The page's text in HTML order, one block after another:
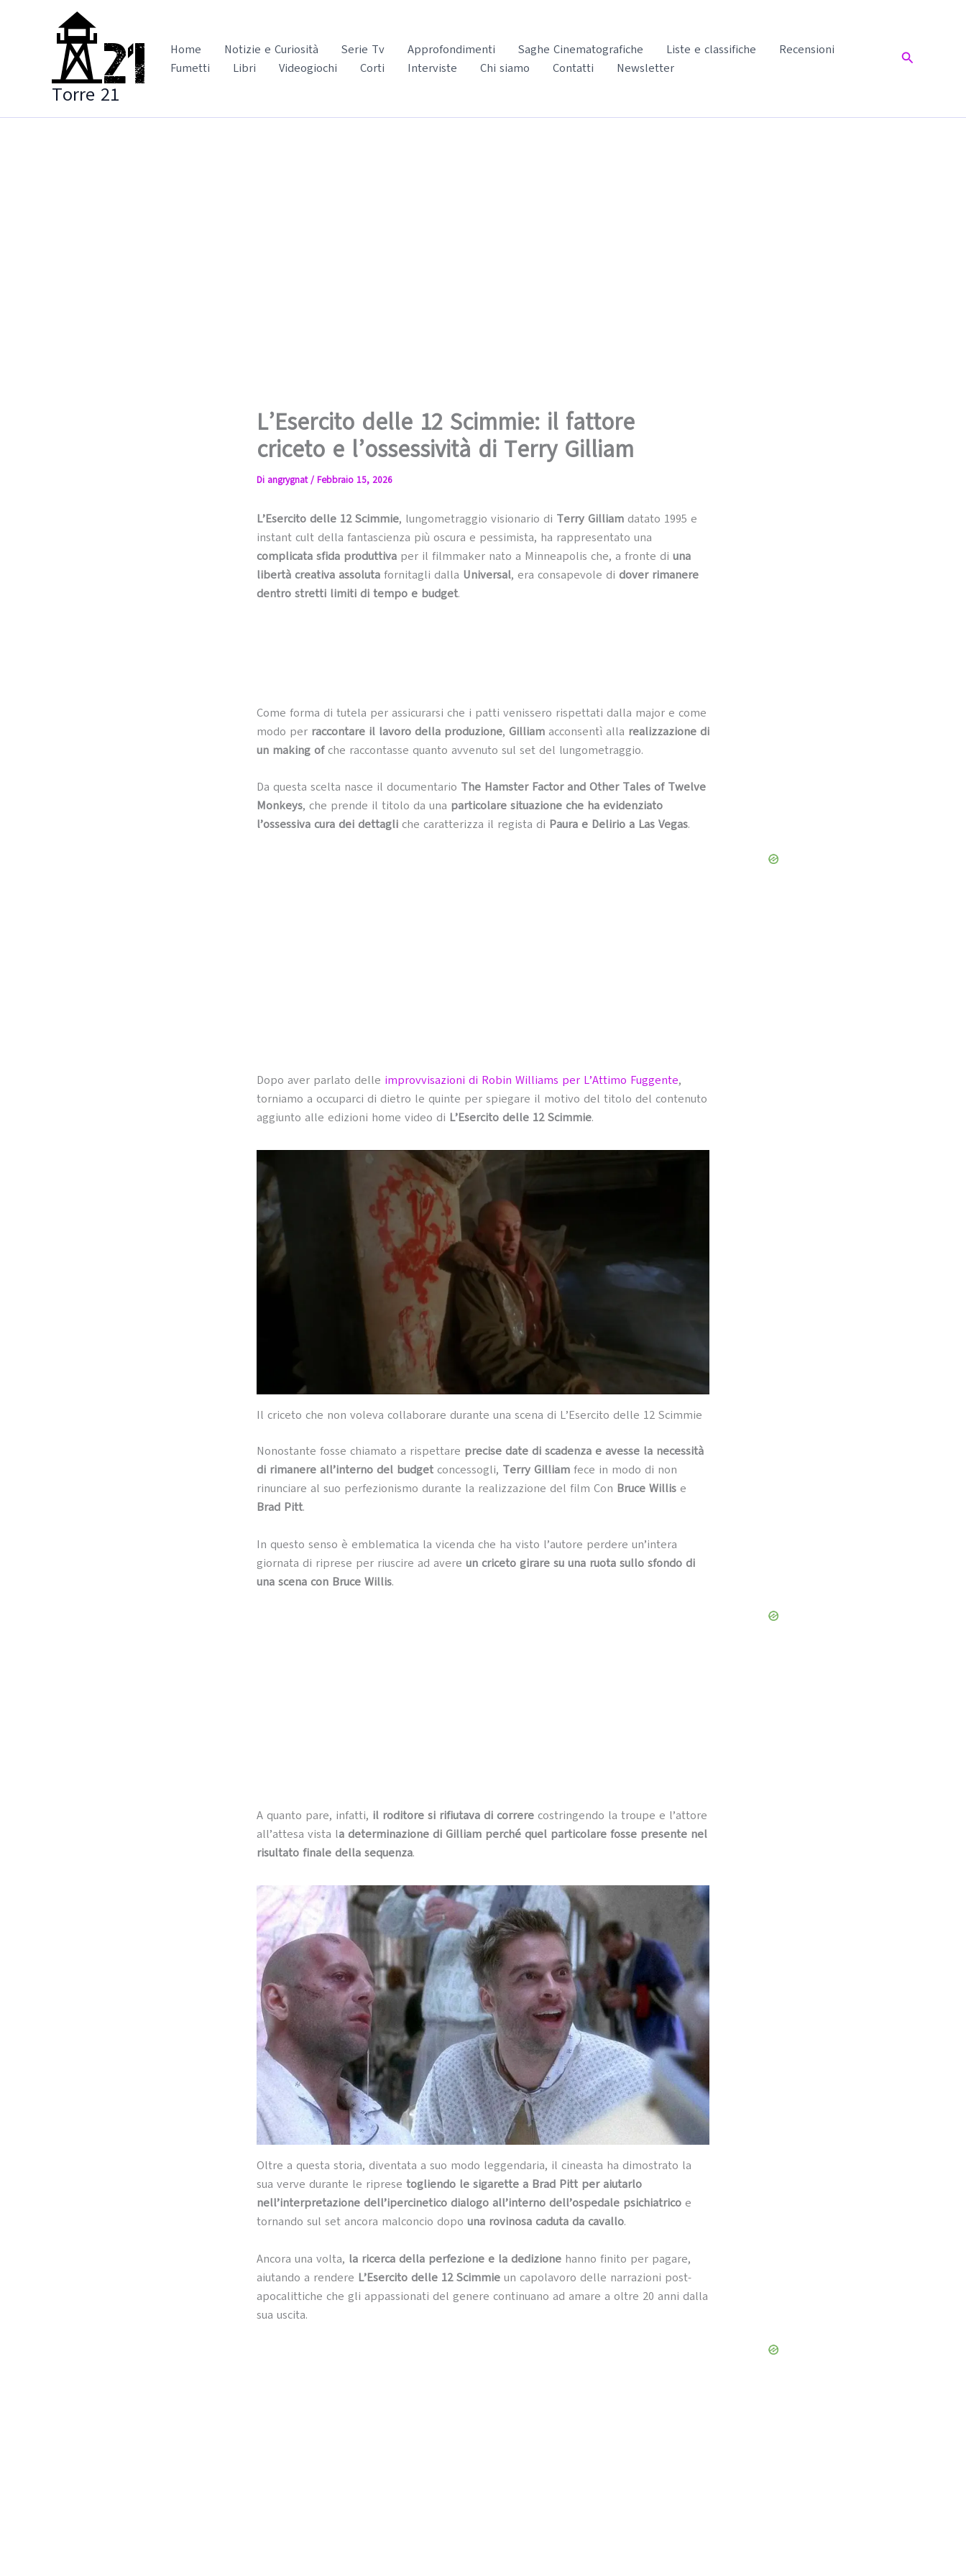
Torre 21
Home Notizie e Curiosità Serie Tv Approfondimenti Saghe Cinematografiche Liste e classifiche
Recensioni
Fumetti
Libri Videogiochi Corti Interviste Chi siamo Contatti Newsletter
Cerca
L’Esercito delle 12 Scimmie: il fattore
criceto e l’ossessività di Terry Gilliam
Di angrygnat/ Febbraio 15, 2026
L’Esercito delle 12 Scimmie, lungometraggio visionario di Terry Gilliam datato 1995 e
instant cult della fantascienza più oscura e pessimista, ha rappresentato una
complicata sfida produttiva per il filmmaker nato a Minneapolis che, a fronte di una
libertà creativa assoluta fornitagli dalla Universal, era consapevole di dover rimanere
dentro stretti limiti di tempo e budget.
Come forma di tutela per assicurarsi che i patti venissero rispettati dalla major e come
modo per raccontare il lavoro della produzione, Gilliam acconsentì alla realizzazione di
un making ofche raccontasse quanto avvenuto sul set del lungometraggio.
Da questa scelta nasce il documentario The Hamster Factor and Other Tales of Twelve
Monkeys, che prende il titolo da una particolare situazione che ha evidenziato
l’ossessiva cura dei dettagli che caratterizza il regista di Paura e Delirio a Las Vegas.
Dopo aver parlato delle improvvisazioni di Robin Williams per L’Attimo Fuggente,
torniamo a occuparci di dietro le quinte per spiegare il motivo del titolo del contenuto
aggiunto alle edizioni home video di L’Esercito delle 12 Scimmie.
Il criceto che non voleva collaborare durante una scena di L’Esercito delle 12 Scimmie
Nonostante fosse chiamato a rispettare precise date di scadenza e avesse la necessità
di rimanere all’interno del budget concessogli, Terry Gilliam fece in modo di non
rinunciare al suo perfezionismo durante la realizzazione del film Con Bruce Willis e
Brad Pitt.
In questo senso è emblematica la vicenda che ha visto l’autore perdere un’intera
giornata di riprese per riuscire ad avere un criceto girare su una ruota sullo sfondo di
una scena con Bruce Willis.
A quanto pare, infatti, il roditore si rifiutava di correre costringendo la troupe e l’attore
all’attesa vista la determinazione di Gilliam perché quel particolare fosse presente nel
risultato finale della sequenza.
Oltre a questa storia, diventata a suo modo leggendaria, il cineasta ha dimostrato la
sua verve durante le riprese togliendo le sigarette a Brad Pitt per aiutarlo
nell’interpretazione dell’ipercinetico dialogo all’interno dell’ospedale psichiatrico e
tornando sul set ancora malconcio dopo una rovinosa caduta da cavallo.
Ancora una volta, la ricerca della perfezione e la dedizione hanno finito per pagare,
aiutando a rendere L’Esercito delle 12 Scimmie un capolavoro delle narrazioni post-
apocalittiche che gli appassionati del genere continuano ad amare a oltre 20 anni dalla
sua uscita.